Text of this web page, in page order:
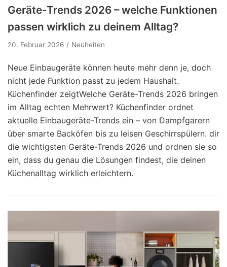
Geräte-Trends 2026 – welche Funktionen
passen wirklich zu deinem Alltag?
20. Februar 2026 Neuheiten
Neue Einbaugeräte können heute mehr denn je, doch
nicht jede Funktion passt zu jedem Haushalt.
Küchenfinder zeigtWelche Geräte-Trends 2026 bringen
im Alltag echten Mehrwert? Küchenfinder ordnet
aktuelle Einbaugeräte-Trends ein – von Dampfgarern
über smarte Backöfen bis zu leisen Geschirrspülern. dir
die wichtigsten Geräte-Trends 2026 und ordnen sie so
ein, dass du genau die Lösungen findest, die deinen
Küchenalltag wirklich erleichtern.